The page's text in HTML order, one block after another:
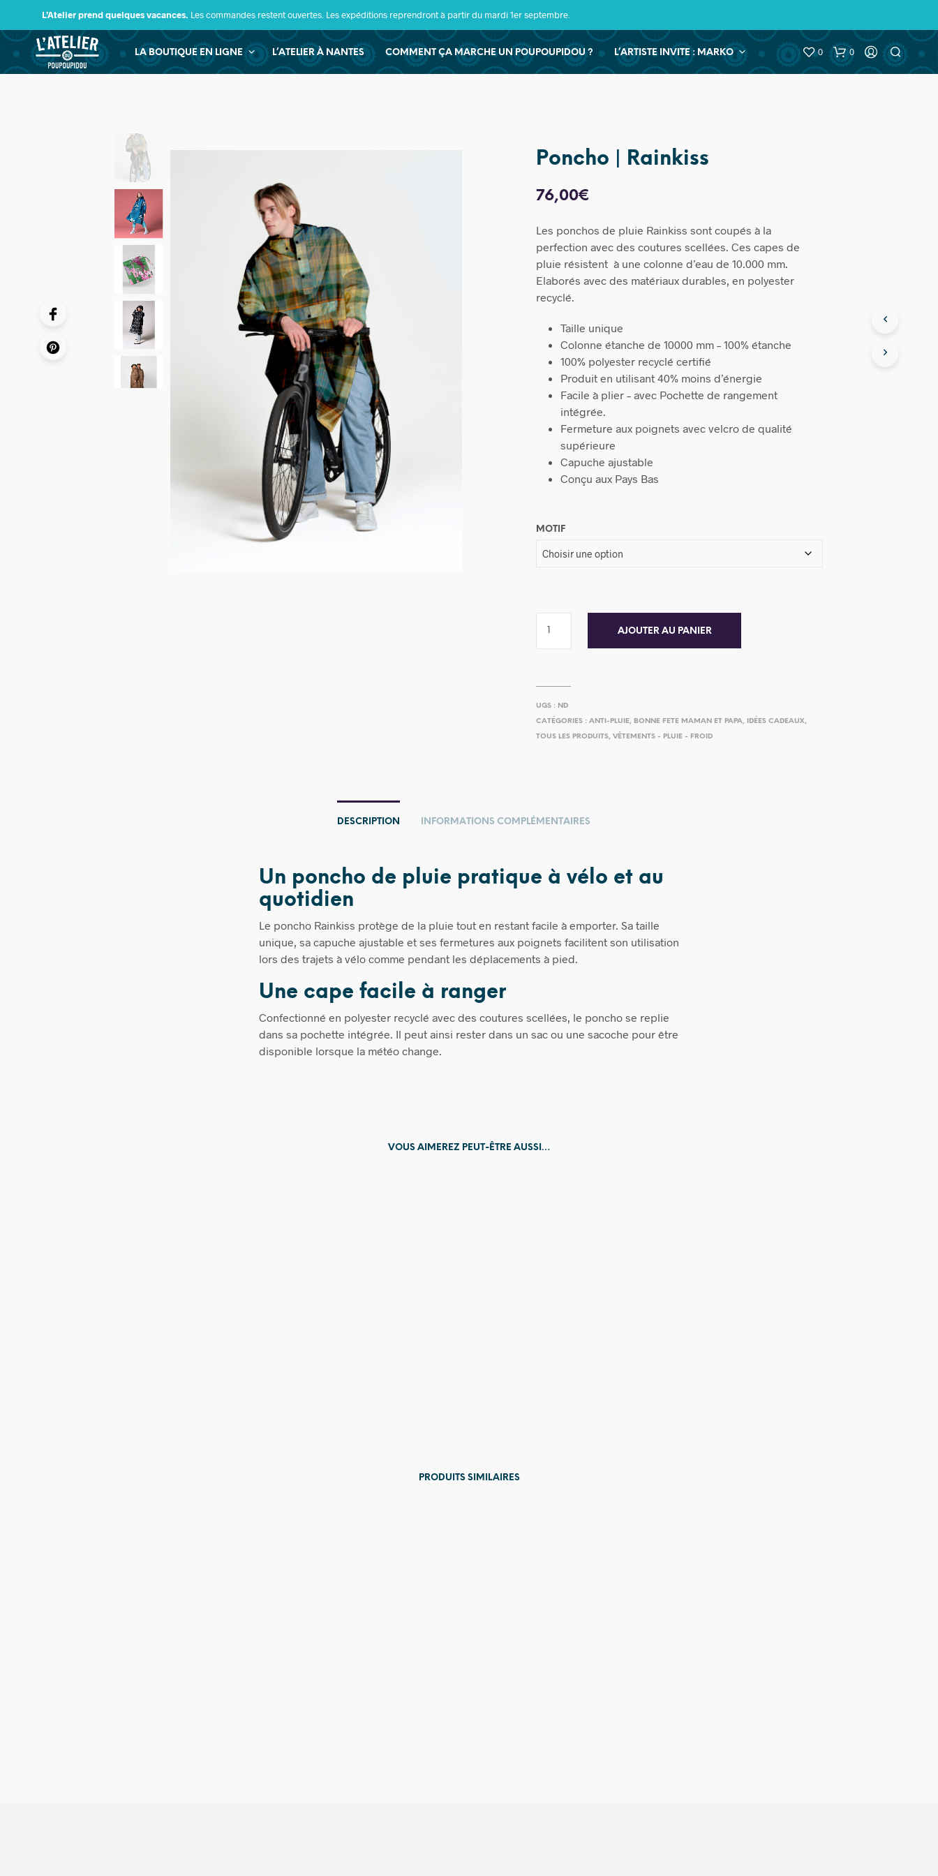
L’Atelier prend quelques vacances. Les commandes restent ouvertes. Les expéditions reprendront à partir du mardi 1er septembre.
LA BOUTIQUE EN LIGNE L’ATELIER À NANTES COMMENT ÇA MARCHE UN POUPOUPIDOU ? L’ARTISTE INVITE : MARKO 0 0
Poncho | Rainkiss
76,00€
Les ponchos de pluie Rainkiss sont coupés à la
perfection avec des coutures scellées. Ces capes de
pluie résistent à une colonne d’eau de 10.000 mm.
Elaborés avec des matériaux durables, en polyester
recyclé.
Taille unique
Colonne étanche de 10000 mm – 100% étanche
100% polyester recyclé certifié
Produit en utilisant 40% moins d’énergie
Facile à plier – avec Pochette de rangement
intégrée.
Fermeture aux poignets avec velcro de qualité
supérieure
Capuche ajustable
Conçu aux Pays Bas
MOTIF
AJOUTER AU PANIER
UGS : ND
CATÉGORIES :ANTI-PLUIE, BONNE FETE MAMAN ET PAPA, IDÉES CADEAUX,
TOUS LES PRODUITS,VÊTEMENTS - PLUIE - FROID
DESCRIPTION INFORMATIONS COMPLÉMENTAIRES
Un poncho de pluie pratique à vélo et au
quotidien
Le poncho Rainkiss protège de la pluie tout en restant facile à emporter. Sa taille
unique, sa capuche ajustable et ses fermetures aux poignets facilitent son utilisation
lors des trajets à vélo comme pendant les déplacements à pied.
Une cape facile à ranger
Confectionné en polyester recyclé avec des coutures scellées, le poncho se replie
dans sa pochette intégrée. Il peut ainsi rester dans un sac ou une sacoche pour être
disponible lorsque la météo change.
VOUS AIMEREZ PEUT-ÊTRE AUSSI…
PRODUITS SIMILAIRES